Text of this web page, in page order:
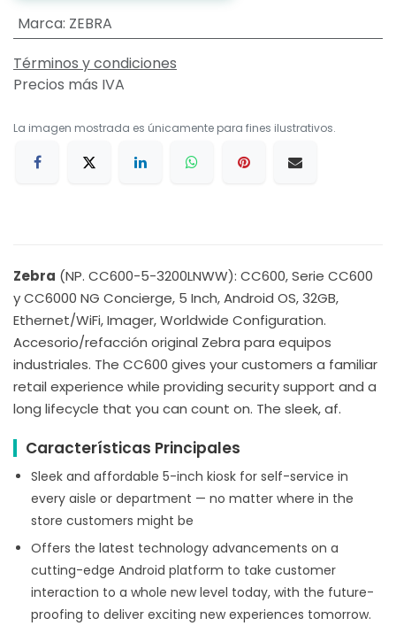
Marca: ZEBRA
Términos y condiciones
Precios más IVA
La imagen mostrada es únicamente para fines ilustrativos.
Zebra (NP. CC600-5-3200LNWW): CC600, Serie CC600
y CC6000 NG Concierge, 5 Inch, Android OS, 32GB,
Ethernet/WiFi, Imager, Worldwide Configuration.
Accesorio/refacción original Zebra para equipos
industriales. The CC600 gives your customers a familiar
retail experience while providing security support and a
long lifecycle that you can count on. The sleek, af.
Características Principales
Sleek and affordable 5-inch kiosk for self-service in
every aisle or department — no matter where in the
store customers might be
Offers the latest technology advancements on a
cutting-edge Android platform to take customer
interaction to a whole new level today, with the future-
proofing to deliver exciting new experiences tomorrow.